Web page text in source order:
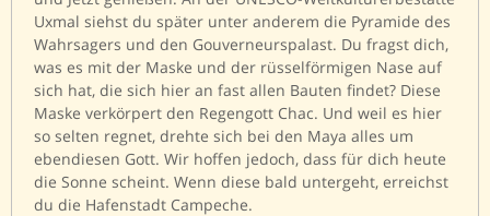
Uxmal siehst du später unter anderem die Pyramide des
Wahrsagers und den Gouverneurspalast. Du fragst dich,
was es mit der Maske und der rüsselförmigen Nase auf
sich hat, die sich hier an fast allen Bauten findet? Diese
Maske verkörpert den Regengott Chac. Und weil es hier
so selten regnet, drehte sich bei den Maya alles um
ebendiesen Gott. Wir hoffen jedoch, dass für dich heute
die Sonne scheint. Wenn diese bald untergeht, erreichst
du die Hafenstadt Campeche.